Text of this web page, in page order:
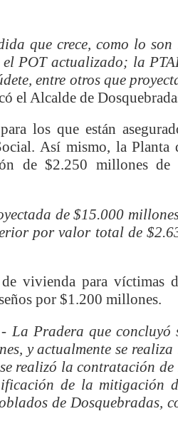
comunitario gracias al Galardón
reasentamiento
las inundaciones con
innovación y paz
de la construcción de 400
Valle y la nación refuerzan
que crece, como lo son
POT actualizado; la
entre otros que
el Alcalde de
los que están
Así mismo, la Planta
de $2.250 millones de
de $15.000
por valor total de
vivienda para víctimas
por $1.200 millones.
La Pradera que concluyó
y actualmente se realiza
realizó la contratación de
de la mitigación
de Dosquebradas,